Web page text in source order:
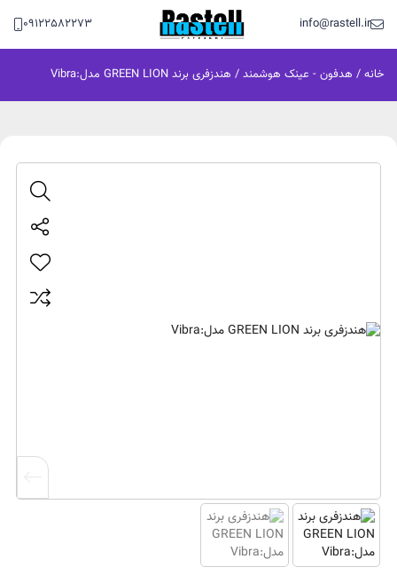
info@rastell.ir
09122582273
خانه / هدفون - عینک هوشمند / هندزفری برند GREEN LION مدل:Vibra